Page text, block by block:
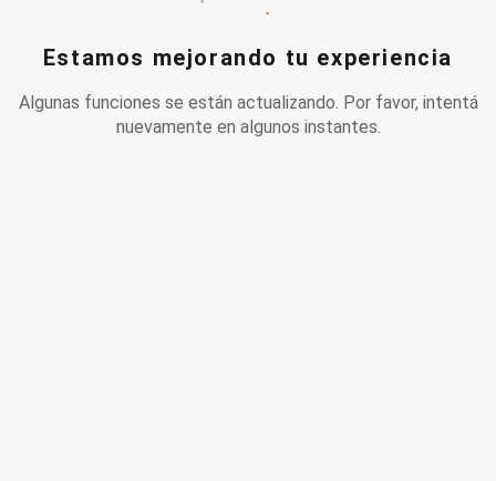
Estamos mejorando tu experiencia
Algunas funciones se están actualizando. Por favor, intentá
nuevamente en algunos instantes.